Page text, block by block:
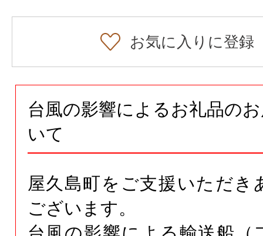
お気に入りに登録
台風の影響によるお礼品の
いて
屋久島町をご支援いただき
ございます。